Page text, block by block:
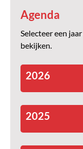
Agenda
Selecteer een
bekijken.
2026
2025